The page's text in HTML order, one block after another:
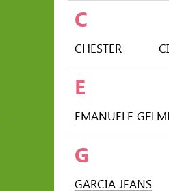
C
CHESTER
E
EMANUELE
G
GARCIA JEANS